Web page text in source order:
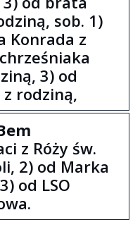
sob. 1)
Konrada z
3) od
rodziną,
z Róży św.
2) od Marka
od LSO